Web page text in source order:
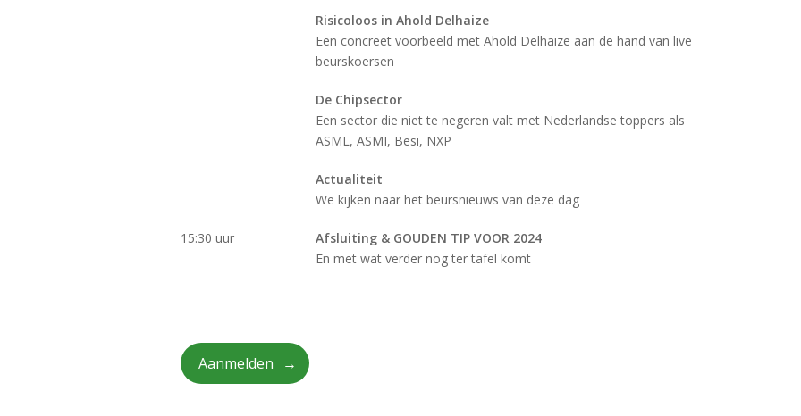
Risicoloos in Ahold Delhaize
Een concreet voorbeeld met Ahold Delhaize aan de hand van live
beurskoersen
De Chipsector
Een sector die niet te negeren valt met Nederlandse toppers als
ASML, ASMI, Besi, NXP
Actualiteit
We kijken naar het beursnieuws van deze dag
15:30 uur
Afsluiting & GOUDEN TIP VOOR 2024
En met wat verder nog ter tafel komt
Aanmelden